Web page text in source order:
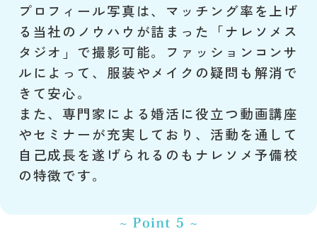
プロフィール写真は、マッチング率を上げ
る当社のノウハウが詰まった「ナレソメス
タジオ」で撮影可能。ファッションコンサ
ルによって、服装やメイクの疑問も解消で
きて安心。
また、専門家による婚活に役立つ動画講座
やセミナーが充実しており、活動を通して
自己成長を遂げられるのもナレソメ予備校
の特徴です。